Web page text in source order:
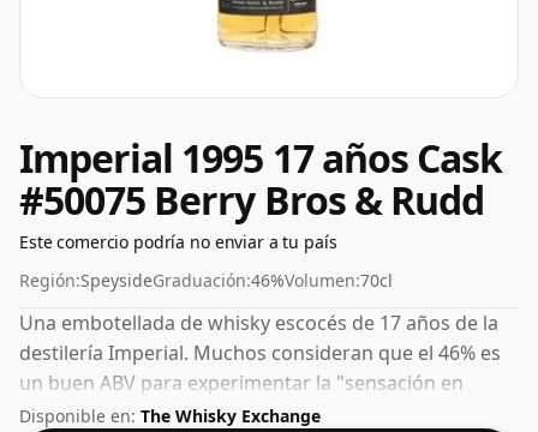
Imperial 1995 17 años Cask
#50075 Berry Bros & Rudd
Este comercio podría no enviar a tu país
Región:SpeysideGraduación:46%Volumen:70cl
Una embotellada de whisky escocés de 17 años de la
destilería Imperial. Muchos consideran que el 46% es
un buen ABV para experimentar la "sensación en
boca" y el sabor pleno del whisky.
Disponible en: The Whisky Exchange